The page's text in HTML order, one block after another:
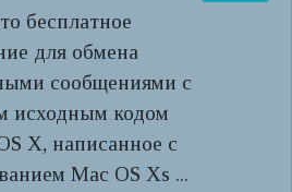
бесплатное
для обмена
сообщениями с
исходным кодом
X, написанное с
Mac OS Xs ...